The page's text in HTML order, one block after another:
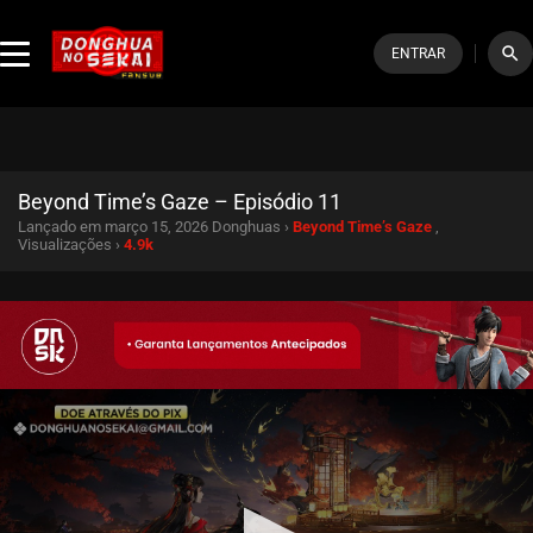
ENTRAR search
Beyond Time’s Gaze – Episódio 11
Lançado em março 15, 2026 Donghuas › Beyond Time’s Gaze
Visualizações › 4.9k